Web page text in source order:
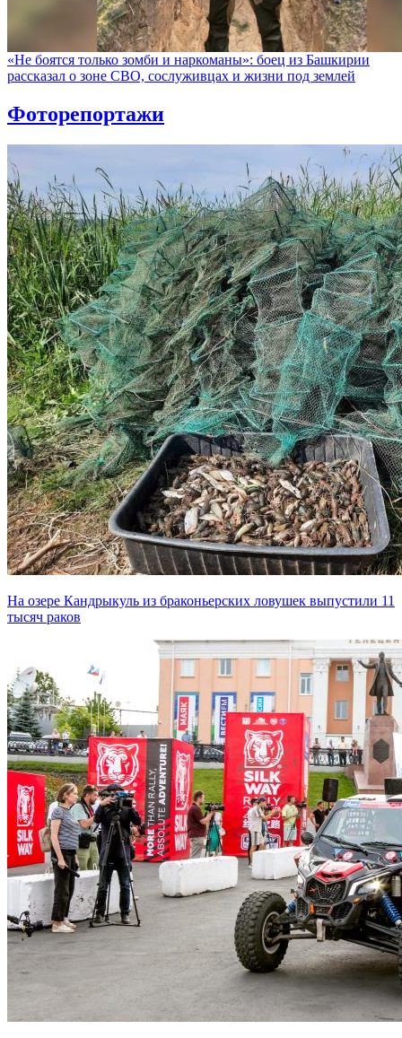
«Не боятся только зомби и наркоманы»: боец из Башкирии
рассказал о зоне СВО, сослуживцах и жизни под землей
Фоторепортажи
На озере Кандрыкуль из браконьерских ловушек выпустили 11
тысяч раков